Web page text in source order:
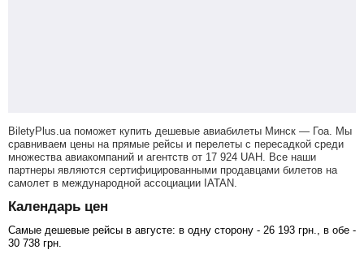
BiletyPlus.ua поможет купить дешевые авиабилеты Минск — Гоа. Мы
сравниваем цены на прямые рейсы и перелеты с пересадкой среди
множества авиакомпаний и агентств от 17 924 UAH . Все наши
партнеры являются сертифицированными продавцами билетов на
самолет в международной ассоциации IATAN.
Календарь цен
Самые дешевые рейсы в августе: в одну сторону - 26 193 грн ., в обе -
30 738 грн